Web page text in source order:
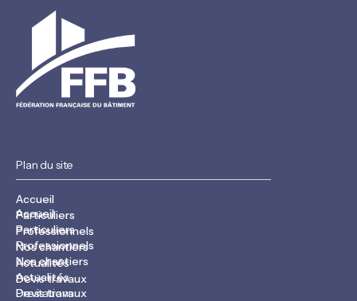
Plan du site
Accueil
Accueil
Particuliers
Particuliers
Professionnels
Professionnels
Nos chantiers
Nos chantiers
Actualités
Actualités
Devis travaux
Devis travaux
Prestations